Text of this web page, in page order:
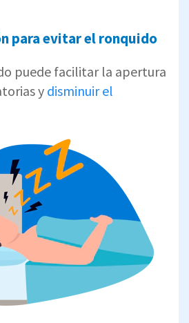
para evitar el ronquido
puede facilitar la apertura
y disminuir el